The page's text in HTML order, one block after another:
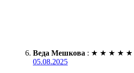
Веда Мешкова : ★ ★ ★ ★ ★
05.08.2025